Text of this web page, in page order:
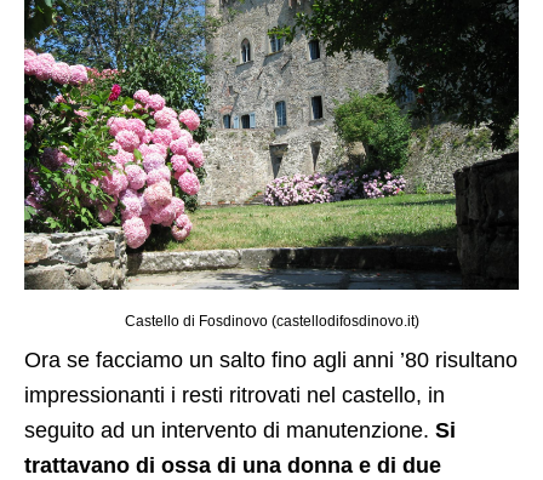
Castello di Fosdinovo (castellodifosdinovo.it)
Ora se facciamo un salto fino agli anni ’80 risultano
impressionanti i resti ritrovati nel castello, in
seguito ad un intervento di manutenzione. Si
trattavano di ossa di una donna e di due